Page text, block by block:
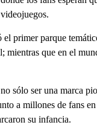
primer parque
mientras que en el
sólo ser una marca
a millones de fans
su infancia.